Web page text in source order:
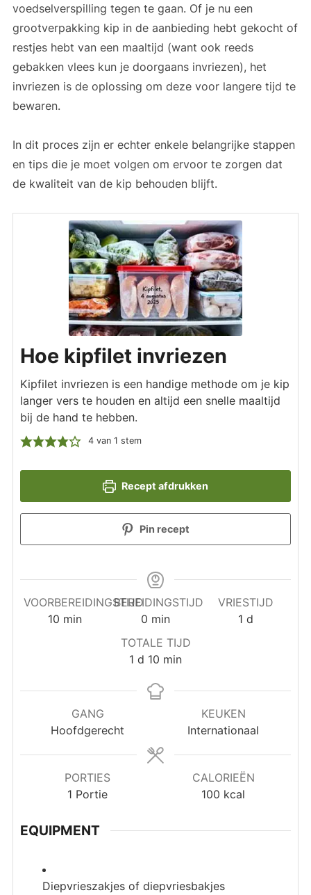
voedselverspilling tegen te gaan. Of je nu een
grootverpakking kip in de aanbieding hebt gekocht of
restjes hebt van een maaltijd (want ook reeds
gebakken vlees kun je doorgaans invriezen), het
invriezen is de oplossing om deze voor langere tijd te
bewaren.
In dit proces zijn er echter enkele belangrijke stappen
en tips die je moet volgen om ervoor te zorgen dat
de kwaliteit van de kip behouden blijft.
Hoe kipfilet invriezen
Kipfilet invriezen is een handige methode om je kip
langer vers te houden en altijd een snelle maaltijd
bij de hand te hebben.
4van 1 stem
Recept afdrukken
Pin recept
VOORBEREIDINGSTIJD
10 minuten
min
BEREIDINGSTIJD
0 minuten
min
VRIESTIJD
1 dag
d
TOTALE TIJD
1 dag
d 10 minuten
min
GANG
Hoofdgerecht
KEUKEN
Internationaal
PORTIES
1 Portie
CALORIEËN
100 kcal
EQUIPMENT
Diepvrieszakjes of diepvriesbakjes